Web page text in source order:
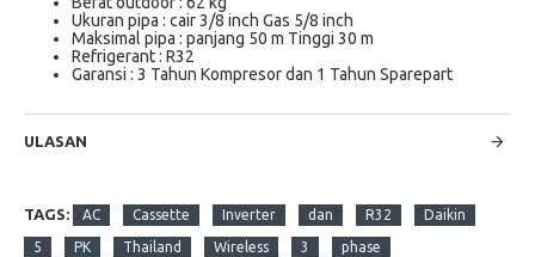
Ukuran pipa : cair 3/8 inch Gas 5/8 inch
Maksimal pipa : panjang 50 m Tinggi 30 m
Refrigerant : R32
Garansi : 3 Tahun Kompresor dan 1 Tahun Sparepart
ULASAN
TAGS: AC Cassette Inverter dan R32 Daikin
5 PK Thailand Wireless 3
phase